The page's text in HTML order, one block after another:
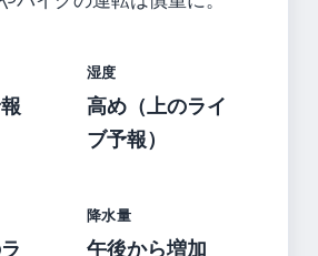
湿度
高め（上のライ
ブ予報）
降水量
午後から増加